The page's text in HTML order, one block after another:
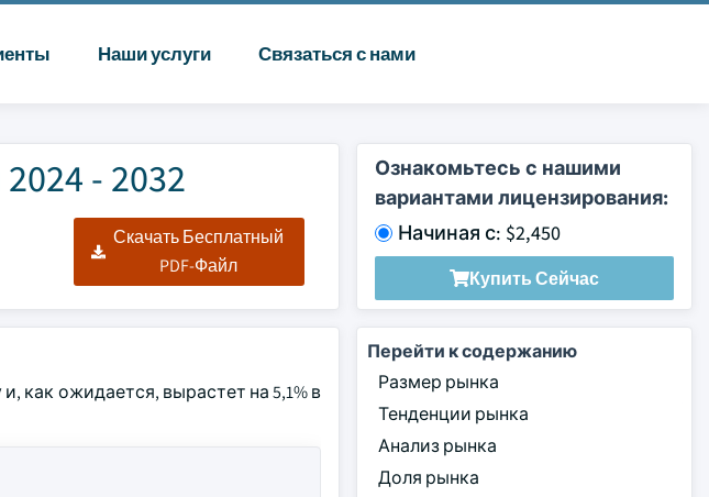
Наши услуги Связаться с нами
- 2032
Скачать Бесплатный
PDF-Файл
Ознакомьтесь с нашими
вариантами лицензирования:
Начиная с: $2,450
Купить Сейчас
как ожидается, вырастет на 5,1% в
Перейти к содержанию
Размер рынка
Тенденции рынка
Анализ рынка
Доля рынка